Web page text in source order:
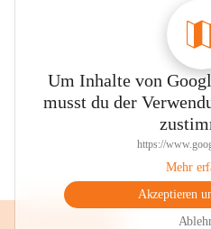
Um Inhalte von
musst du der
https://
Mehr
Akzeptieren